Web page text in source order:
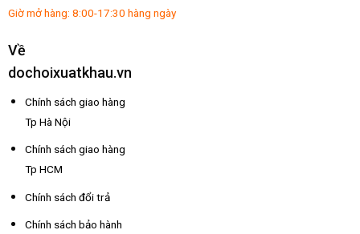
Giờ mở hàng: 8:00-17:30 hàng ngày
Về
dochoixuatkhau.vn
Chính sách giao hàng
Tp Hà Nội
Chính sách giao hàng
Tp HCM
Chính sách đổi trả
Chính sách bảo hành